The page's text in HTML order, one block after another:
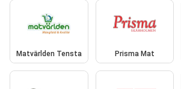
Matvärlden Tensta Prisma Mat